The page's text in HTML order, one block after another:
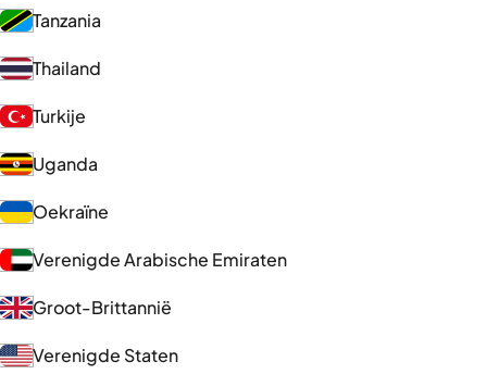
Tanzania
Thailand
Turkije
Uganda
Oekraïne
Verenigde Arabische Emiraten
Groot-Brittannië
Verenigde Staten